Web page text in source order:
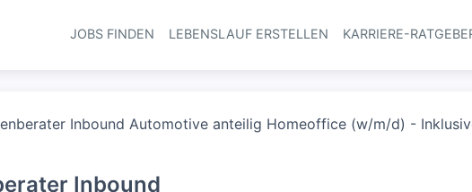
Haupt-Navigation
JOBS FINDEN LEBENSLAUF ERSTELLEN KARRIERE-
Inbound Automotive anteilig Homeoffice (w/m/d) -
Inbound